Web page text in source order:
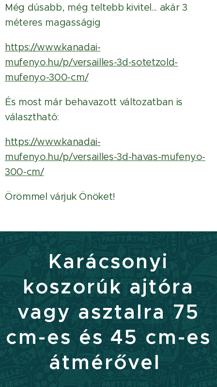
Még dúsabb, még teltebb kivitel... akár 3
méteres magasságig
https://www.kanadai-
mufenyo.hu/p/versailles-3d-sotetzold-
mufenyo-300-cm/
És most már behavazott változatban is
választható:
https://www.kanadai-
mufenyo.hu/p/versailles-3d-havas-mufenyo-
300-cm/
Örömmel várjuk Önöket!
Karácsonyi
koszorúk ajtóra
vagy asztalra 75
cm-es és 45 cm-es
átmérővel